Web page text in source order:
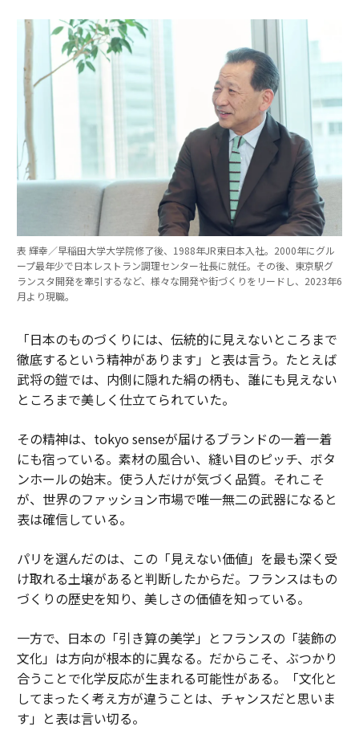
表 輝幸／早稲田大学大学院修了後、1988年JR東日本入社。2000年にグル
ープ最年少で日本レストラン調理センター社長に就任。その後、東京駅グ
ランスタ開発を牽引するなど、様々な開発や街づくりをリードし、2023年6
月より現職。
「日本のものづくりには、伝統的に見えないところまで
徹底するという精神があります」と表は言う。たとえば
武将の鎧では、内側に隠れた絹の柄も、誰にも見えない
ところまで美しく仕立てられていた。
その精神は、tokyo senseが届けるブランドの一着一着
にも宿っている。素材の風合い、縫い目のピッチ、ボタ
ンホールの始末。使う人だけが気づく品質。それこそ
が、世界のファッション市場で唯一無二の武器になると
表は確信している。
パリを選んだのは、この「見えない価値」を最も深く受
け取れる土壌があると判断したからだ。フランスはもの
づくりの歴史を知り、美しさの価値を知っている。
一方で、日本の「引き算の美学」とフランスの「装飾の
文化」は方向が根本的に異なる。だからこそ、ぶつかり
合うことで化学反応が生まれる可能性がある。「文化と
してまったく考え方が違うことは、チャンスだと思いま
す」と表は言い切る。